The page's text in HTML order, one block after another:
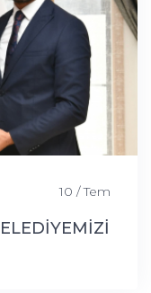
10 / Tem